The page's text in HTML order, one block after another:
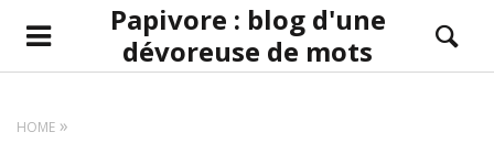
Papivore : blog d'une
dévoreuse de mots
HOME